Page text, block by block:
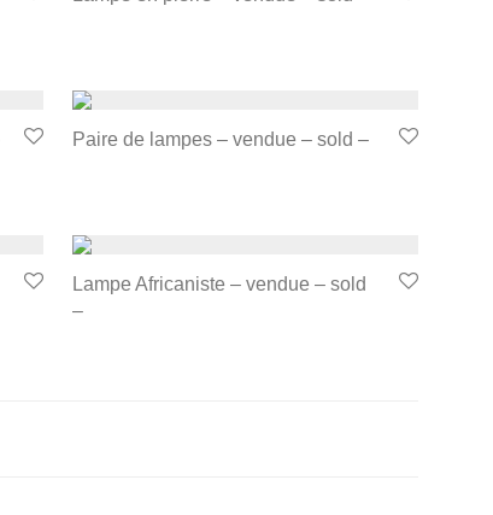
Paire de lampes – vendue – sold –
Lampe Africaniste – vendue – sold
–